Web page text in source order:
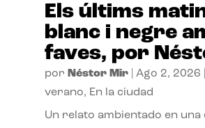
Els últims
blanc i negre
faves, por
por Néstor Mir| Ago 2, 2026
verano, En la ciudad
Un relato ambientado en una